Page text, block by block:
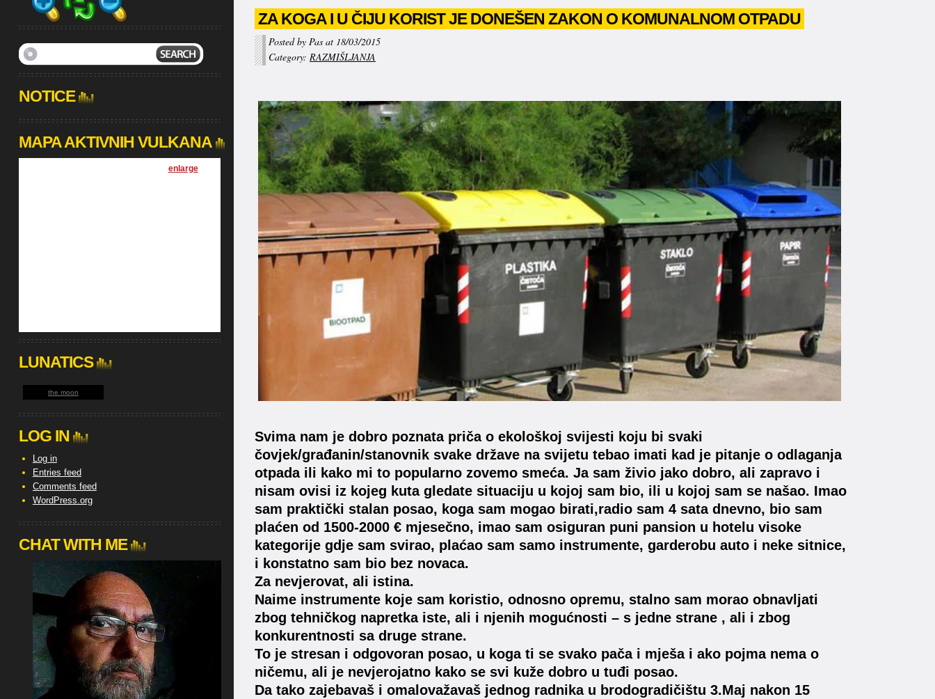
ZA KOGA I U ČIJU KORIST JE DONEŠEN ZAKON O KOMUNALNOM OTPADU
Posted by Pas at 18/03/2015
Category: RAZMIŠLJANJA
Svima nam je dobro poznata priča o ekološkoj svijesti koju bi svaki
čovjek/građanin/stanovnik svake države na svijetu tebao imati kad je pitanje o odlaganja
otpada ili kako mi to popularno zovemo smeća. Ja sam živio jako dobro, ali zapravo i
nisam ovisi iz kojeg kuta gledate situaciju u kojoj sam bio, ili u kojoj sam se našao. Imao
sam praktički stalan posao, koga sam mogao birati,radio sam 4 sata dnevno, bio sam
plaćen od 1500-2000 € mjesečno, imao sam osiguran puni pansion u hotelu visoke
kategorije gdje sam svirao, plaćao sam samo instrumente, garderobu auto i neke sitnice,
i konstatno sam bio bez novaca.
Za nevjerovat, ali istina.
Naime instrumente koje sam koristio, odnosno opremu, stalno sam morao obnavljati
zbog tehničkog napretka iste, ali i njenih mogućnosti – s jedne strane , ali i zbog
konkurentnosti sa druge strane.
To je stresan i odgovoran posao, u koga ti se svako pača i mješa i ako pojma nema o
ničemu, ali je nevjerojatno kako se svi kuže dobro u tuđi posao.
Da tako zajebavaš i omalovažavaš jednog radnika u brodogradičištu 3.Maj nakon 15
NOTICE
MAPA AKTIVNIH VULKANA
enlarge]
LUNATICS
the moon
LOG IN
Log in
Entries feed
Comments feed
WordPress.org
CHAT WITH ME